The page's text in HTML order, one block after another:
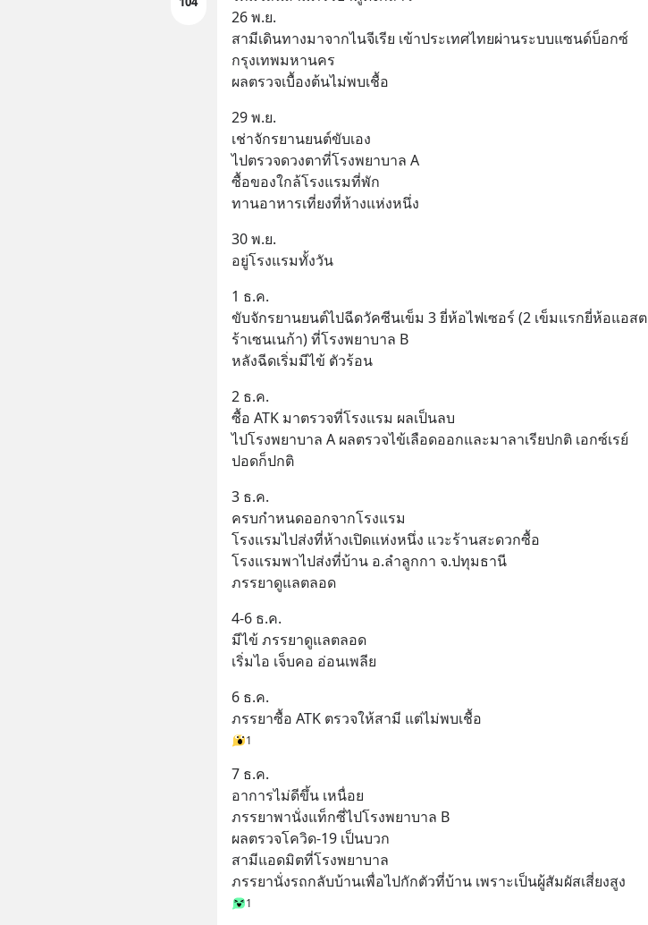
26 พ.ย.
สามีเดินทางมาจากไนจีเรีย เข้าประเทศไทยผ่านระบบแซนด์บ็อกซ์
กรุงเทพมหานคร
ผลตรวจเบื้องต้นไม่พบเชื้อ
29 พ.ย.
เช่าจักรยานยนต์ขับเอง
ไปตรวจดวงตาที่โรงพยาบาล A
ซื้อของใกล้โรงแรมที่พัก
ทานอาหารเที่ยงที่ห้างแห่งหนึ่ง
30 พ.ย.
อยู่โรงแรมทั้งวัน
1 ธ.ค.
ขับจักรยานยนต์ไปฉีดวัคซีนเข็ม 3 ยี่ห้อไฟเซอร์ (2 เข็มแรกยี่ห้อแอสต
ร้าเซนเนก้า) ที่โรงพยาบาล B
หลังฉีดเริ่มมีไข้ ตัวร้อน
2 ธ.ค.
ซื้อ ATK มาตรวจที่โรงแรม ผลเป็นลบ
ไปโรงพยาบาล A ผลตรวจไข้เลือดออกและมาลาเรียปกติ เอกซ์เรย์
ปอดก็ปกติ
3 ธ.ค.
ครบกำหนดออกจากโรงแรม
โรงแรมไปส่งที่ห้างเปิดแห่งหนึ่ง แวะร้านสะดวกซื้อ
โรงแรมพาไปส่งที่บ้าน อ.ลำลูกกา จ.ปทุมธานี
ภรรยาดูแลตลอด
4-6 ธ.ค.
มีไข้ ภรรยาดูแลตลอด
เริ่มไอ เจ็บคอ อ่อนเพลีย
6 ธ.ค.
ภรรยาซื้อ ATK ตรวจให้สามี แต่ไม่พบเชื้อ
1
7 ธ.ค.
อาการไม่ดีขึ้น เหนื่อย
ภรรยาพานั่งแท็กซี่ไปโรงพยาบาล B
ผลตรวจโควิด-19 เป็นบวก
สามีแอดมิตที่โรงพยาบาล
ภรรยานั่งรถกลับบ้านเพื่อไปกักตัวที่บ้าน เพราะเป็นผู้สัมผัสเสี่ยงสูง
1